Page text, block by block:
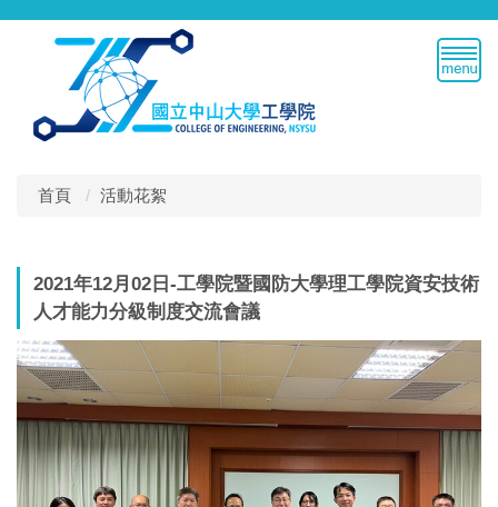
跳
首頁
活動花絮
2021年12月02日-工學院暨國防大學理工學院資安技術
人才能力分級制度交流會議